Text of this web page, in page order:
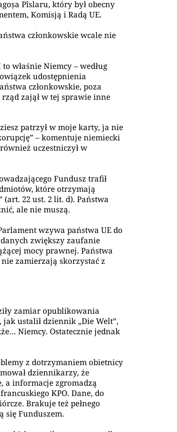
Pîslaru, który był obecny
Komisją i Radą UE.
członkowskie wcale nie
właśnie Niemcy – według
udostępnienia
członkowskie, poza
zajął w tej sprawie inne
patrzył w moje karty, ja nie
– komentuje niemiecki
uczestniczył w
Fundusz trafił
które otrzymają
22 ust. 2 lit. d). Państwa
ale nie muszą.
wzywa państwa UE do
zwiększy zaufanie
mocy prawnej. Państwa
zamierzają skorzystać z
zamiar opublikowania
ustalił dziennik „Die Welt”,
Niemcy. Ostatecznie jednak
z dotrzymaniem obietnicy
dziennikarzy, że
a informacje zgromadzą
KPO. Dane, do
Brakuje też pełnego
się Funduszem.